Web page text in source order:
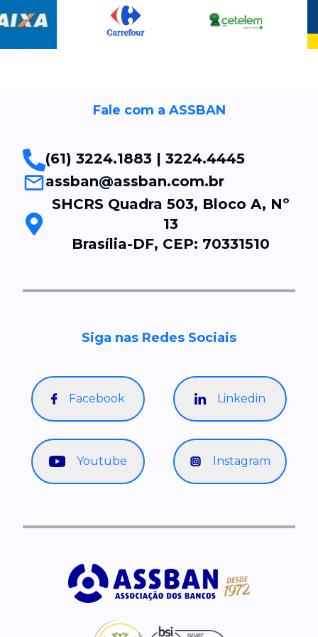
Siga nas Redes Sociais
Facebook Linkedin
Youtube Instagram
Fale com a ASSBAN
(61) 3224.1883 | 3224.4445
assban@assban.com.br
SHCRS Quadra 503, Bloco A, Nº
13
Brasília-DF, CEP: 70331510